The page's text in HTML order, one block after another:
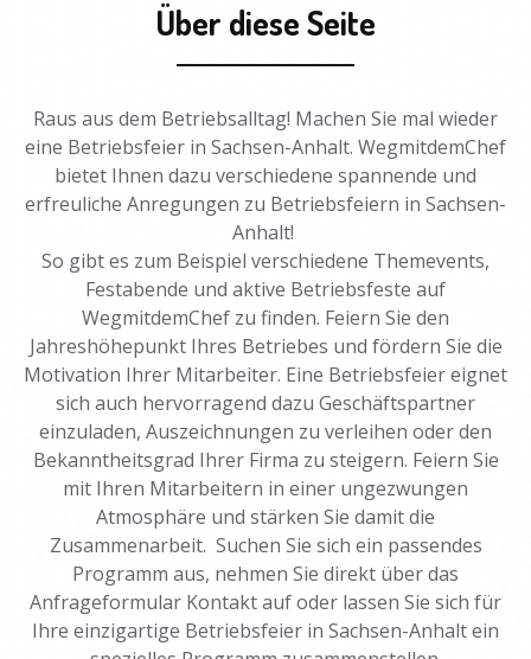
Über diese Seite
Raus aus dem Betriebsalltag! Machen Sie mal wieder
eine Betriebsfeier in Sachsen-Anhalt. WegmitdemChef
bietet Ihnen dazu verschiedene spannende und
erfreuliche Anregungen zu Betriebsfeiern in Sachsen-
Anhalt!
So gibt es zum Beispiel verschiedene Themevents,
Festabende und aktive Betriebsfeste auf
WegmitdemChef zu finden. Feiern Sie den
Jahreshöhepunkt Ihres Betriebes und fördern Sie die
Motivation Ihrer Mitarbeiter. Eine Betriebsfeier eignet
sich auch hervorragend dazu Geschäftspartner
einzuladen, Auszeichnungen zu verleihen oder den
Bekanntheitsgrad Ihrer Firma zu steigern. Feiern Sie
mit Ihren Mitarbeitern in einer ungezwungen
Atmosphäre und stärken Sie damit die
Zusammenarbeit. Suchen Sie sich ein passendes
Programm aus, nehmen Sie direkt über das
Anfrageformular Kontakt auf oder lassen Sie sich für
Ihre einzigartige Betriebsfeier in Sachsen-Anhalt ein